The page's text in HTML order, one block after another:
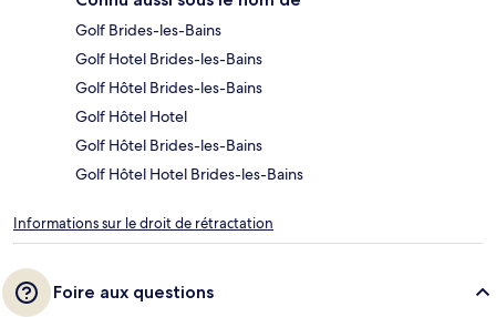
Golf Brides-les-Bains
Golf Hotel Brides-les-Bains
Golf Hôtel Brides-les-Bains
Golf Hôtel Hotel
Golf Hôtel Brides-les-Bains
Golf Hôtel Hotel Brides-les-Bains
Informations sur le droit de rétractation
Foire aux questions